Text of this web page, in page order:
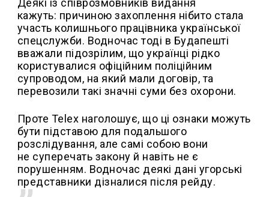
кажуть: причиною захоплення нібито стала
участь колишнього працівника української
спецслужби. Водночас тоді в Будапешті
вважали підозрілим, що українці рідко
користувалися офіційним поліційним
супроводом, на який мали договір, та
перевозили такі значні суми без охорони.
Проте Telex наголошує, що ці ознаки можуть
бути підставою для подальшого
розслідування, але самі собою вони
не суперечать закону й навіть не є
порушенням. Водночас деякі дані угорські
представники дізналися після рейду.